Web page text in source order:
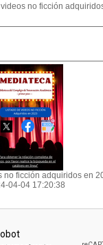
no ficción
no ficción adquiridos en
04-04 17:20:38